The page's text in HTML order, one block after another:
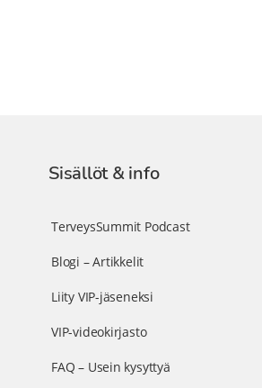
Sisällöt & info
TerveysSummit Podcast
Blogi – Artikkelit
Liity VIP-jäseneksi
VIP-videokirjasto
FAQ – Usein kysyttyä